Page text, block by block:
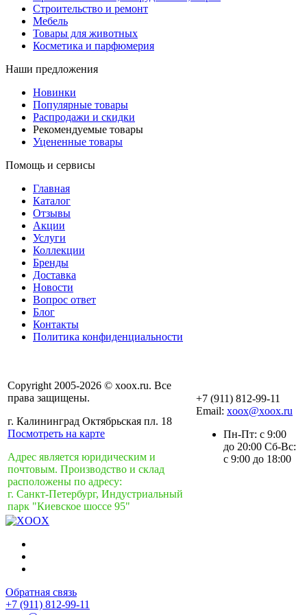
Строительство и ремонт
Мебель
Товары для животных
Косметика и парфюмерия
Наши предложения
Новинки
Популярные товары
Распродажи и скидки
Рекомендуемые товары
Уцененные товары
Помощь и сервисы
Главная
Каталог
Отзывы
Акции
Услуги
Коллекции
Бренды
Доставка
Новости
Вопрос ответ
Блог
Контакты
Политика конфиденциальности
Copyright 2005-2026 © xoox.ru. Все
права защищены.
г. Калининград Октябрьская пл. 18
Посмотреть на карте
Адрес является юридическим и
почтовым. Производство и склад
расположены по адресу:
г. Санкт-Петербург, Индустриальный
парк "Киевское шоссе 95"
+7 (911) 812-99-11
Email: xoox@xoox.ru
Пн-Пт: с 9:00
до 20:00 Сб-Вс:
с 9:00 до 18:00
Обратная связь
+7 (911) 812-99-11